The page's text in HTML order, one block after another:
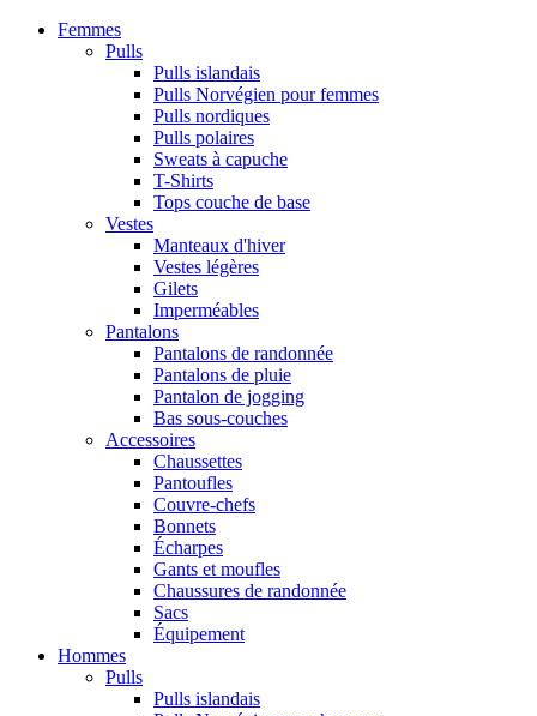
Femmes
Pulls
Pulls islandais
Pulls Norvégien pour femmes
Pulls nordiques
Pulls polaires
Sweats à capuche
T-Shirts
Tops couche de base
Vestes
Manteaux d'hiver
Vestes légères
Gilets
Imperméables
Pantalons
Pantalons de randonnée
Pantalons de pluie
Pantalon de jogging
Bas sous-couches
Accessoires
Chaussettes
Pantoufles
Couvre-chefs
Bonnets
Écharpes
Gants et moufles
Chaussures de randonnée
Sacs
Équipement
Hommes
Pulls
Pulls islandais